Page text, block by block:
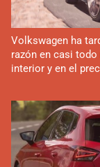
Volkswagen ha
razón en casi
interior y en el